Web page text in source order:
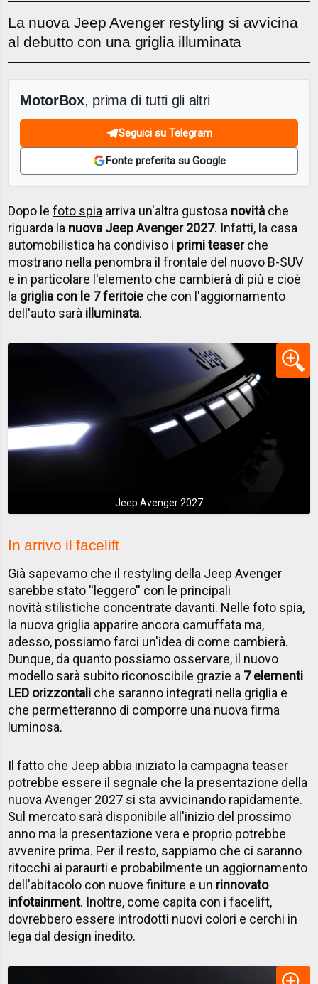
La nuova Jeep Avenger restyling si avvicina
al debutto con una griglia illuminata
MotorBox, prima di tutti gli altri
Seguici su Telegram
Fonte preferita su Google
Dopo lefoto spia arriva un'altra gustosa novità che
riguarda la nuova Jeep Avenger 2027. Infatti, la casa
automobilistica ha condiviso i primi teaserche
mostrano nella penombra il frontale del nuovo B-SUV
e in particolare l'elemento che cambierà di più e cioè
la griglia con le 7 feritoie che con l'aggiornamento
dell'auto sarà illuminata.
Jeep Avenger 2027
In arrivo il facelift
Già sapevamo che il restyling della Jeep Avenger
sarebbe stato ''leggero'' con le principali
novità stilistiche concentrate davanti. Nelle foto spia,
la nuova griglia apparire ancora camuffata ma,
adesso, possiamo farci un'idea di come cambierà.
Dunque, da quanto possiamo osservare, il nuovo
modello sarà subito riconoscibile grazie a 7 elementi
LED orizzontali che saranno integrati nella griglia e
che permetteranno di comporre una nuova firma
luminosa.
Il fatto che Jeep abbia iniziato la campagna teaser
potrebbe essere il segnale che la presentazione della
nuova Avenger 2027 si sta avvicinando rapidamente.
Sul mercato sarà disponibile all'inizio del prossimo
anno ma la presentazione vera e proprio potrebbe
avvenire prima. Per il resto, sappiamo che ci saranno
ritocchi ai paraurti e probabilmente un aggiornamento
dell'abitacolo con nuove finiture e un rinnovato
infotainment. Inoltre, come capita con i facelift,
dovrebbero essere introdotti nuovi colori e cerchi in
lega dal design inedito.